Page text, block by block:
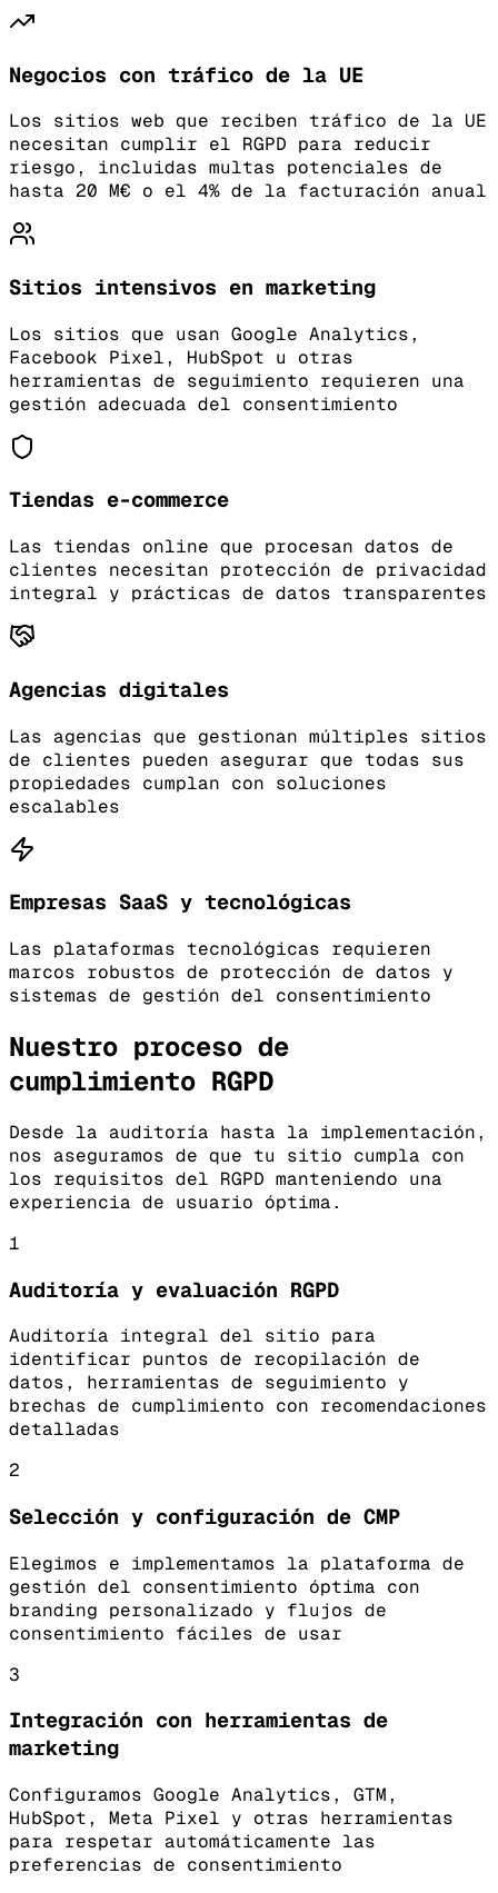
Negocios con tráfico de la UE
Los sitios web que reciben tráfico de la UE
necesitan cumplir el RGPD para reducir
riesgo, incluidas multas potenciales de
hasta 20 M€ o el 4% de la facturación anual
Sitios intensivos en marketing
Los sitios que usan Google Analytics,
Facebook Pixel, HubSpot u otras
herramientas de seguimiento requieren una
gestión adecuada del consentimiento
Tiendas e-commerce
Las tiendas online que procesan datos de
clientes necesitan protección de privacidad
integral y prácticas de datos transparentes
Agencias digitales
Las agencias que gestionan múltiples sitios
de clientes pueden asegurar que todas sus
propiedades cumplan con soluciones
escalables
Empresas SaaS y tecnológicas
Las plataformas tecnológicas requieren
marcos robustos de protección de datos y
sistemas de gestión del consentimiento
Nuestro proceso de
cumplimiento RGPD
Desde la auditoría hasta la implementación,
nos aseguramos de que tu sitio cumpla con
los requisitos del RGPD manteniendo una
experiencia de usuario óptima.
1
Auditoría y evaluación RGPD
Auditoría integral del sitio para
identificar puntos de recopilación de
datos, herramientas de seguimiento y
brechas de cumplimiento con recomendaciones
detalladas
2
Selección y configuración de CMP
Elegimos e implementamos la plataforma de
gestión del consentimiento óptima con
branding personalizado y flujos de
consentimiento fáciles de usar
3
Integración con herramientas de
marketing
Configuramos Google Analytics, GTM,
HubSpot, Meta Pixel y otras herramientas
para respetar automáticamente las
preferencias de consentimiento